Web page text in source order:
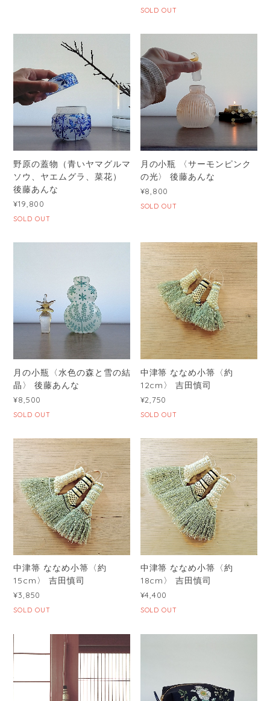
SOLD OUT
野原の蓋物（青いヤマグルマ
ソウ、ヤエムグラ、菜花）
後藤あんな
¥19,800
SOLD OUT
月の小瓶 〈サーモンピンク
の光〉 後藤あんな
¥8,800
SOLD OUT
月の小瓶〈水色の森と雪の結
晶〉 後藤あんな
¥8,500
SOLD OUT
中津箒 ななめ小箒〈約
12cm〉 吉田慎司
¥2,750
SOLD OUT
中津箒 ななめ小箒〈約
15cm〉 吉田慎司
¥3,850
SOLD OUT
中津箒 ななめ小箒〈約
18cm〉 吉田慎司
¥4,400
SOLD OUT